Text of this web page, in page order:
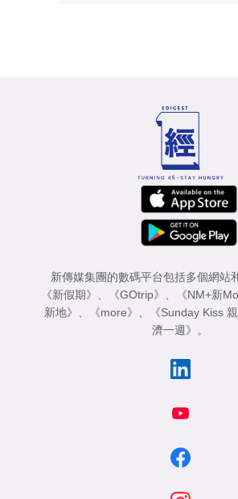
新傳媒集團的數碼平台包括多個網站
《新假期》
《GOtrip》 《NM+新
新地》
《more》 《Sunday Kiss
濟一週》
。